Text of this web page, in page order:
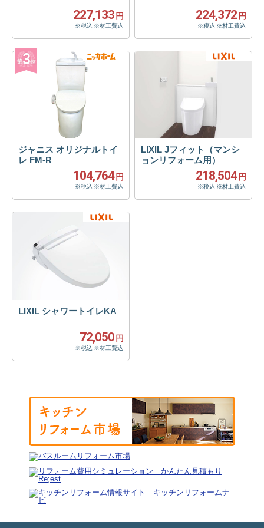
227,133 円
※税込 ※材工費込
224,372 円
※税込 ※材工費込
ジャニス オリジナルトイ
レ FM-R
104,764 円
※税込 ※材工費込
LIXIL Jフィット（マンシ
ョンリフォーム用）
218,504 円
※税込 ※材工費込
LIXIL シャワートイレKA
72,050 円
※税込 ※材工費込